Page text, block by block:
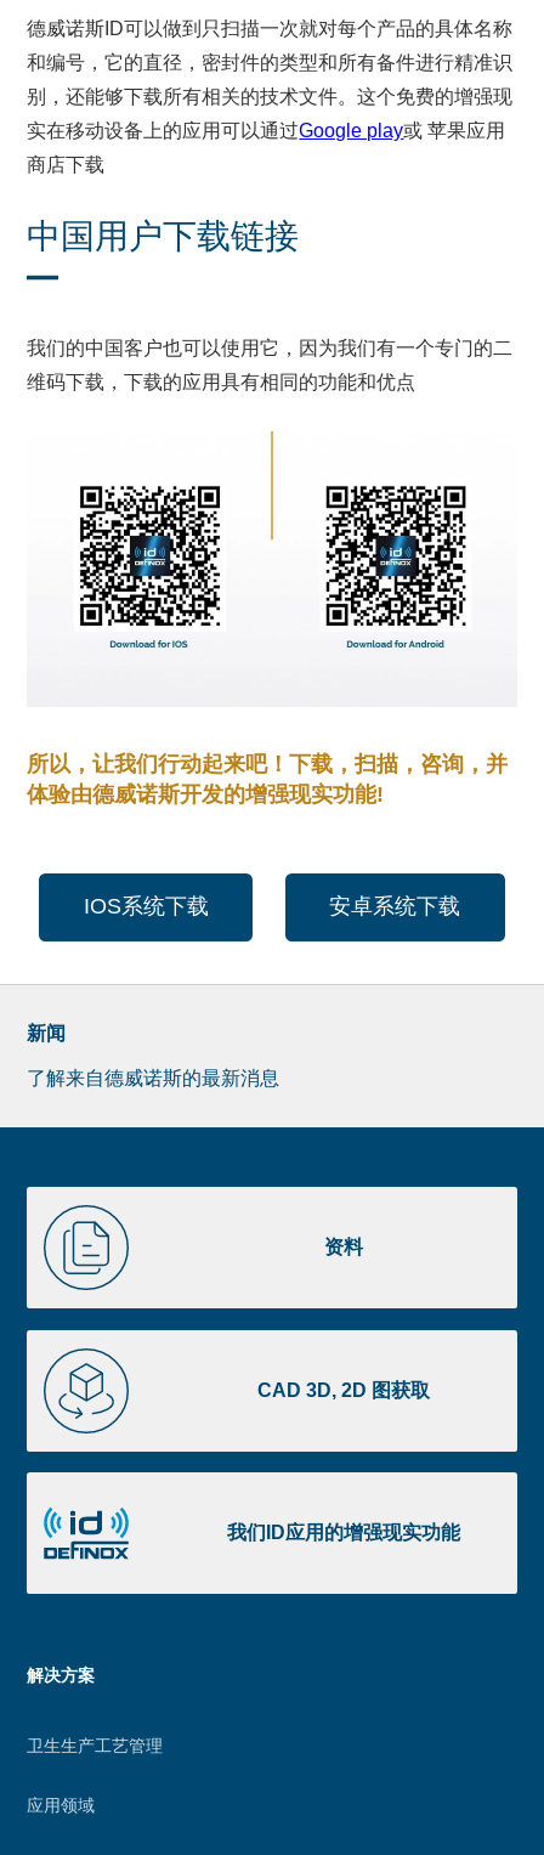
德威诺斯ID可以做到只扫描一次就对每个产品的具体名称
和编号，它的直径，密封件的类型和所有备件进行精准识
别，还能够下载所有相关的技术文件。这个免费的增强现
实在移动设备上的应用可以通过Google play或 苹果应用
商店下载
中国用户下载链接
我们的中国客户也可以使用它，因为我们有一个专门的二
维码下载，下载的应用具有相同的功能和优点
所以，让我们行动起来吧！下载，扫描，咨询，并
体验由德威诺斯开发的增强现实功能!
IOS系统下载 安卓系统下载
新闻
了解来自德威诺斯的最新消息
footer
image
footer
资料
料
CAD 3D, 2D 图获取
CAD
3D,
2D
图
取
我们ID应用的增强现实功能
们
ID
应
的
强
实
Menu
解决方案
卫生生产工艺管理
应用领域